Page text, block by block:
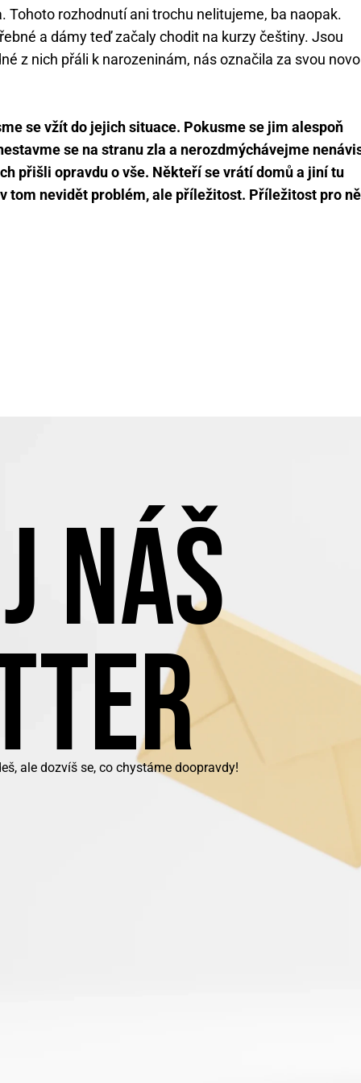
Tohoto rozhodnutí ani trochu nelitujeme, ba naopak.
a dámy teď začaly chodit na kurzy češtiny. Jsou
z nich přáli k narozeninám, nás označila za svou
se vžít do jejich situace. Pokusme se jim alespoň
se na stranu zla a nerozdmýchávejme
přišli opravdu o vše. Někteří se vrátí domů a jiní tu
tom nevidět problém, ale příležitost. Příležitost pro
NÁŠ
ale dozvíš se, co chystáme doopravdy!